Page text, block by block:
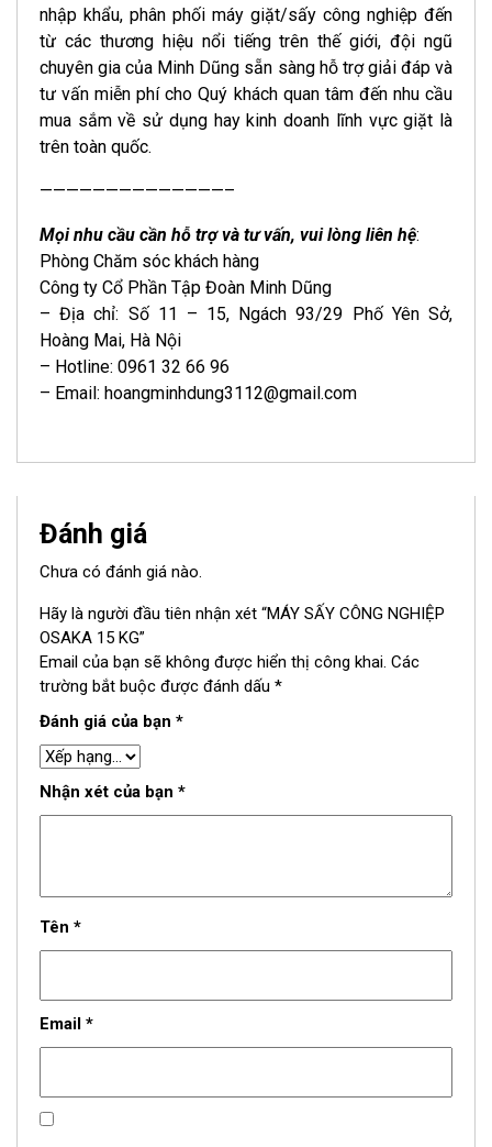
nhập khẩu, phân phối máy giặt/sấy công nghiệp đến
từ các thương hiệu nổi tiếng trên thế giới, đội ngũ
chuyên gia của Minh Dũng sẵn sàng hỗ trợ giải đáp và
tư vấn miễn phí cho Quý khách quan tâm đến nhu cầu
mua sắm về sử dụng hay kinh doanh lĩnh vực giặt là
trên toàn quốc.
——————————————–
Mọi nhu cầu cần hỗ trợ và tư vấn, vui lòng liên hệ:
Phòng Chăm sóc khách hàng
Công ty Cổ Phần Tập Đoàn Minh Dũng
– Địa chỉ: Số 11 – 15, Ngách 93/29 Phố Yên Sở,
Hoàng Mai, Hà Nội
– Hotline: 0961 32 66 96
– Email: hoangminhdung3112@gmail.com
Đánh giá
Chưa có đánh giá nào.
Hãy là người đầu tiên nhận xét “MÁY SẤY CÔNG NGHIỆP
OSAKA 15 KG”
Email của bạn sẽ không được hiển thị công khai. Các
trường bắt buộc được đánh dấu *
Đánh giá của bạn *
Nhận xét của bạn *
Tên *
Email *